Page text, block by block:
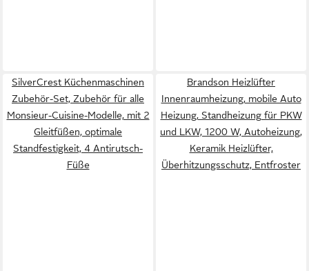
SilverCrest Küchenmaschinen
Zubehör-Set, Zubehör für alle
Monsieur-Cuisine-Modelle, mit 2
Gleitfüßen, optimale
Standfestigkeit, 4 Antirutsch-
Füße
Brandson Heizlüfter
Innenraumheizung, mobile Auto
Heizung, Standheizung für PKW
und LKW, 1200 W, Autoheizung,
Keramik Heizlüfter,
Überhitzungsschutz, Entfroster